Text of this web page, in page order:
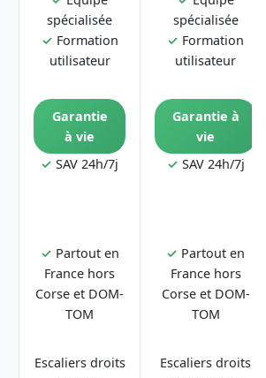
spécialisée
✓ Formation
utilisateur
spécialisée
✓ Formation
utilisateur
Garantie
à vie
✓ SAV 24h/7j
Garantie à
vie
✓ SAV 24h/7j
✓ Partout en
France hors
Corse et DOM-
TOM
✓ Partout en
France hors
Corse et DOM-
TOM
Escaliers droits
Escaliers droits